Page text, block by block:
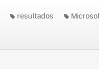
resultados